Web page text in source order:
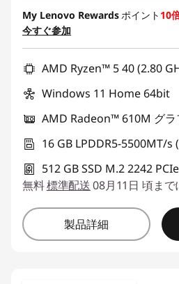
My Lenovo Rewardsポイント 10
今すぐ参加
AMD Ryzen™ 5 40 (2.80
Windows 11 Home 64bit
AMD Radeon™ 610M グラ
16 GB LPDDR5-5500MT/s
512 GB SSD M.2 2242
無料標準配送08月11日 頃ま
製品詳細